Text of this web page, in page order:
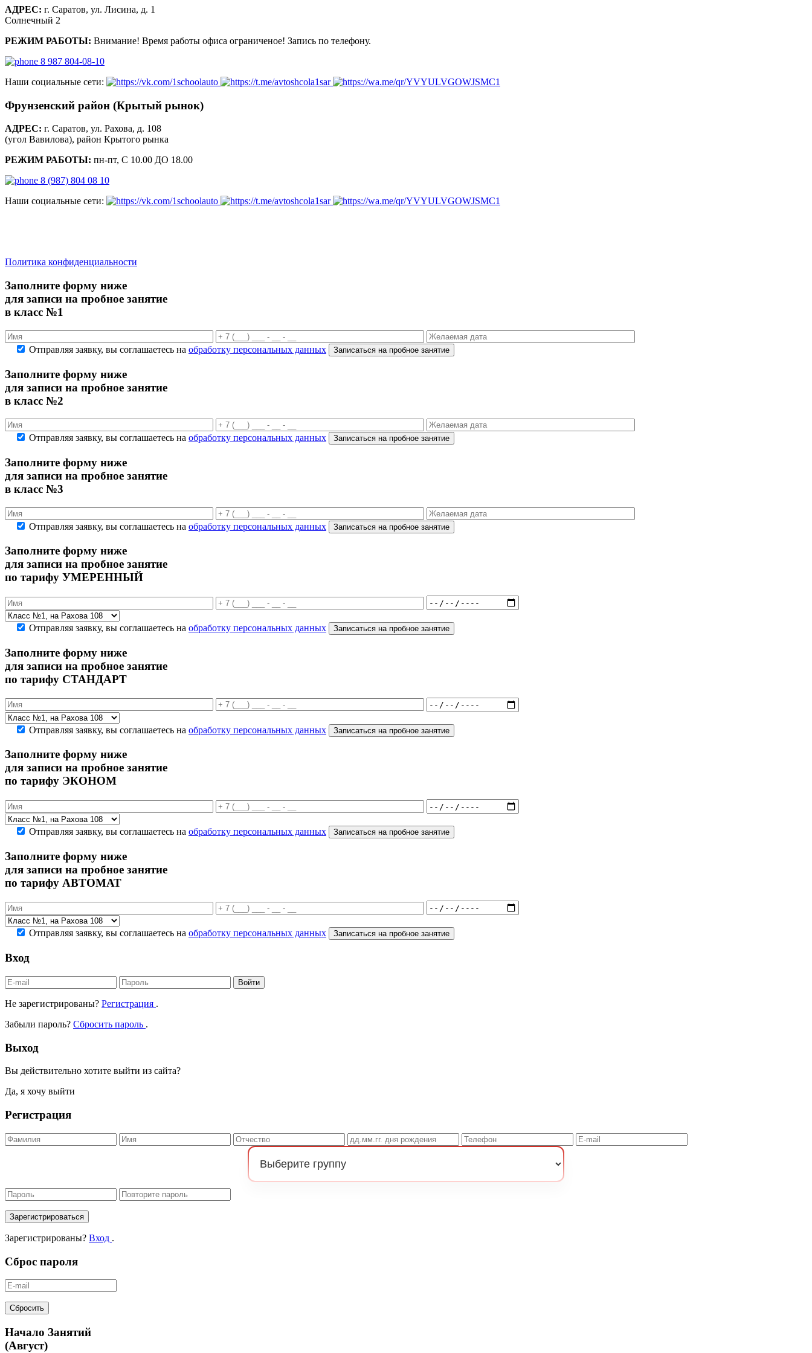
АДРЕС: г. Саратов, ул. Лисина, д. 1
Солнечный 2
РЕЖИМ РАБОТЫ: Внимание! Время работы офиса ограниченое! Запись по телефону.
8 987 804-08-10
Наши социальные сети:
Фрунзенский район (Крытый рынок)
АДРЕС: г. Саратов, ул. Рахова, д. 108
(угол Вавилова), район Крытого рынка
РЕЖИМ РАБОТЫ: пн-пт, С 10.00 ДО 18.00
8 (987) 804 08 10
Наши социальные сети:
Политика конфиденциальности
Заполните форму ниже
для записи на пробное занятие
в класс №1
Отправляя заявку, вы соглашаетесь на обработку персональных данных Записаться на пробное занятие
Заполните форму ниже
для записи на пробное занятие
в класс №2
Отправляя заявку, вы соглашаетесь на обработку персональных данных Записаться на пробное занятие
Заполните форму ниже
для записи на пробное занятие
в класс №3
Отправляя заявку, вы соглашаетесь на обработку персональных данных Записаться на пробное занятие
Заполните форму ниже
для записи на пробное занятие
по тарифу УМЕРЕННЫЙ
Отправляя заявку, вы соглашаетесь на обработку персональных данных Записаться на пробное занятие
Заполните форму ниже
для записи на пробное занятие
по тарифу СТАНДАРТ
Отправляя заявку, вы соглашаетесь на обработку персональных данных Записаться на пробное занятие
Заполните форму ниже
для записи на пробное занятие
по тарифу ЭКОНОМ
Отправляя заявку, вы соглашаетесь на обработку персональных данных Записаться на пробное занятие
Заполните форму ниже
для записи на пробное занятие
по тарифу АВТОМАТ
Отправляя заявку, вы соглашаетесь на обработку персональных данных Записаться на пробное занятие
Вход
Войти
Не зарегистрированы? Регистрация .
Забыли пароль? Сбросить пароль .
Выход
Вы действительно хотите выйти из сайта?
Да, я хочу выйти
Регистрация
Зарегистрироваться
Зарегистрированы? Вход .
Сброс пароля
Сбросить
Начало Занятий
(Август)